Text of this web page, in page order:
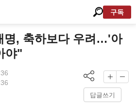
구독
명, 축하보다 우려…'아
야"
답글쓰기